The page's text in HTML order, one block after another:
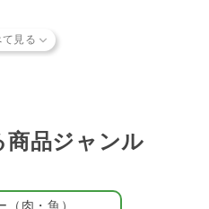
声をかたちに】【品質へのこだ
商品ジャンル
（肉・魚）